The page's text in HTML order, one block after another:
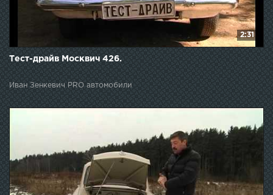
2:31
Тест-драйв Москвич 426.
Иван Зенкевич PRO автомобили